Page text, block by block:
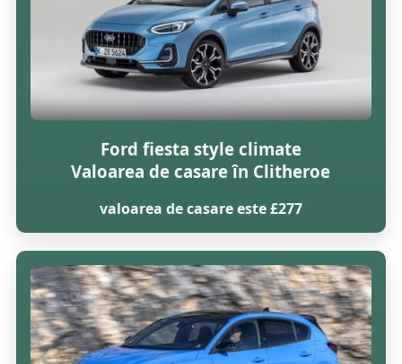
Ford fiesta style climate
Valoarea de casare în Clitheroe
valoarea de casare este £277